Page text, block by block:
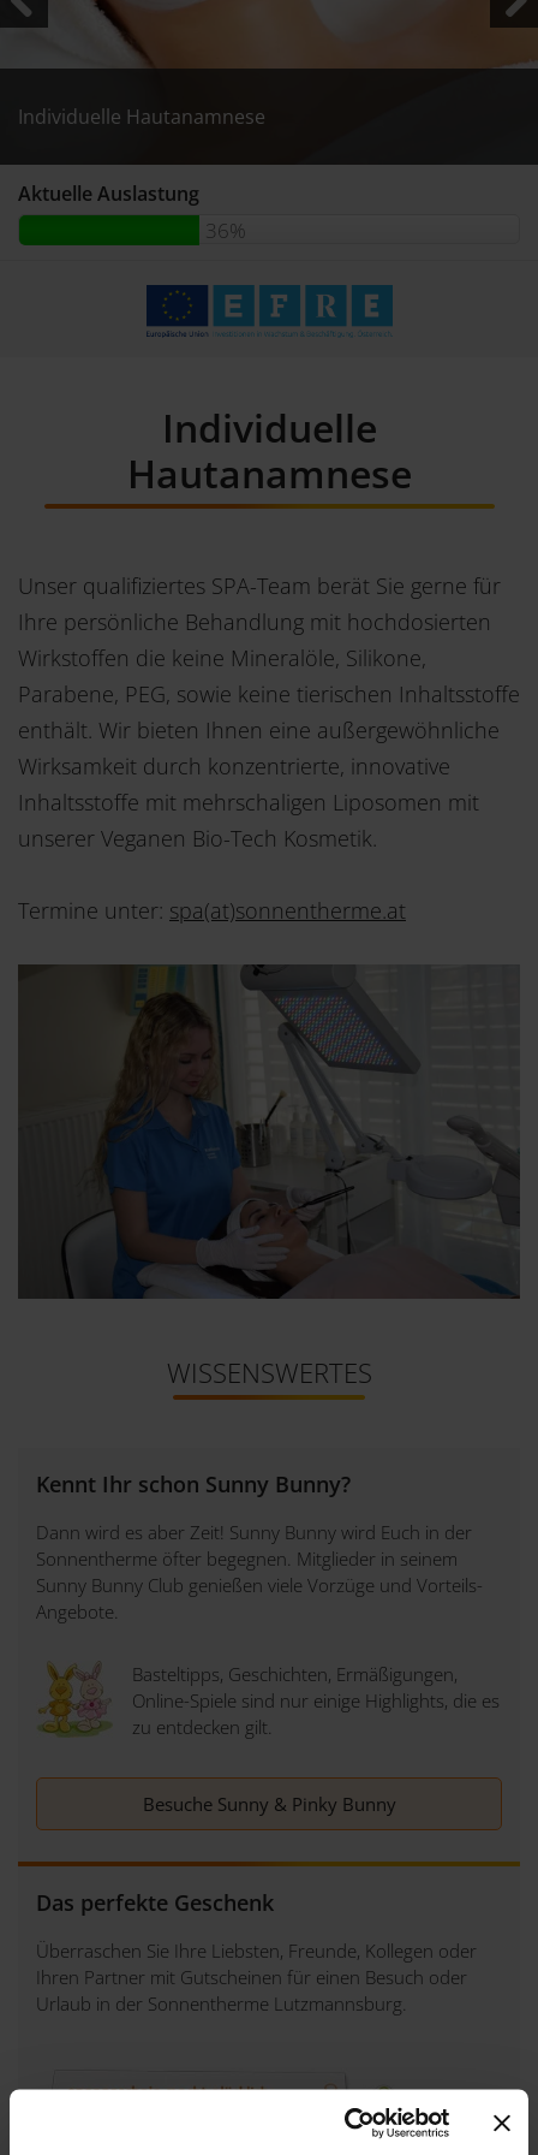
Individuelle Hautanamnese
Individuelle Hautanamnese
Individuelle Hautanamnese
Aktuelle Auslastung
36%
Individuelle
Hautanamnese
Unser qualifiziertes SPA-Team berät Sie gerne für
Ihre persönliche Behandlung mit hochdosierten
Wirkstoffen die keine Mineralöle, Silikone,
Parabene, PEG, sowie keine tierischen Inhaltsstoffe
enthält. Wir bieten Ihnen eine außergewöhnliche
Wirksamkeit durch konzentrierte, innovative
Inhaltsstoffe mit mehrschaligen Liposomen mit
unserer Veganen Bio-Tech Kosmetik.
Termine unter: spa(at)sonnentherme.at
WISSENSWERTES
Kennt Ihr schon Sunny Bunny?
Dann wird es aber Zeit! Sunny Bunny wird Euch in der
Sonnentherme öfter begegnen. Mitglieder in seinem
Sunny Bunny Club genießen viele Vorzüge und Vorteils-
Angebote.
Basteltipps, Geschichten, Ermäßigungen,
Online-Spiele sind nur einige Highlights, die es
zu entdecken gilt.
Besuche Sunny & Pinky Bunny
Das perfekte Geschenk
Überraschen Sie Ihre Liebsten, Freunde, Kollegen oder
Ihren Partner mit Gutscheinen für einen Besuch oder
Urlaub in der Sonnentherme Lutzmannsburg.